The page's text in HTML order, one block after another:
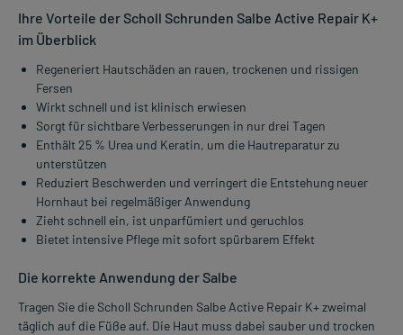
Ihre Vorteile der Scholl Schrunden Salbe Active Repair K+
im Überblick
Regeneriert Hautschäden an rauen, trockenen und rissigen
Fersen
Wirkt schnell und ist klinisch erwiesen
Sorgt für sichtbare Verbesserungen in nur drei Tagen
Enthält 25 % Urea und Keratin, um die Hautreparatur zu
unterstützen
Reduziert Beschwerden und verringert die Entstehung neuer
Hornhaut bei regelmäßiger Anwendung
Zieht schnell ein, ist unparfümiert und geruchlos
Bietet intensive Pflege mit sofort spürbarem Effekt
Die korrekte Anwendung der Salbe
Tragen Sie die Scholl Schrunden Salbe Active Repair K+ zweimal
täglich auf die Füße auf. Die Haut muss dabei sauber und trocken